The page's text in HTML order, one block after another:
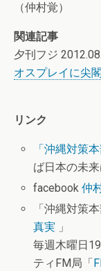
（仲村覚）
関連記事
夕刊フジ
オスプレイに尖
リンク
「沖縄対策本
ば日本の未
facebook仲
「沖縄対策
真実 」
毎週木曜日
ティFM局「